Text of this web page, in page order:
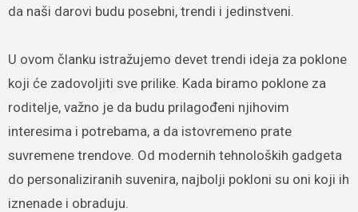
da naši darovi budu posebni, trendi i jedinstveni.
U ovom članku istražujemo devet trendi ideja za poklone
koji će zadovoljiti sve prilike. Kada biramo poklone za
roditelje, važno je da budu prilagođeni njihovim
interesima i potrebama, a da istovremeno prate
suvremene trendove. Od modernih tehnoloških gadgeta
do personaliziranih suvenira, najbolji pokloni su oni koji ih
iznenade i obraduju.